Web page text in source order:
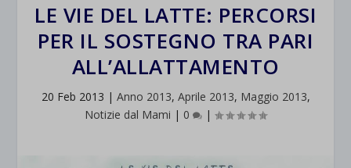
LE VIE DEL LATTE: PERCORSI
PER IL SOSTEGNO TRA PARI
ALL’ALLATTAMENTO
20 Feb 2013 | Anno 2013, Aprile 2013, Maggio 2013,
Notizie dal Mami | 0 |